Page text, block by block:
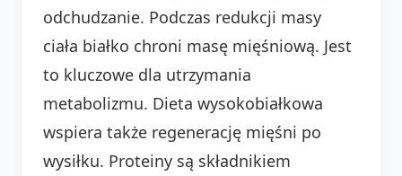
odchudzanie. Podczas redukcji masy
ciała białko chroni masę mięśniową. Jest
to kluczowe dla utrzymania
metabolizmu. Dieta wysokobiałkowa
wspiera także regenerację mięśni po
wysiłku. Proteiny są składnikiem